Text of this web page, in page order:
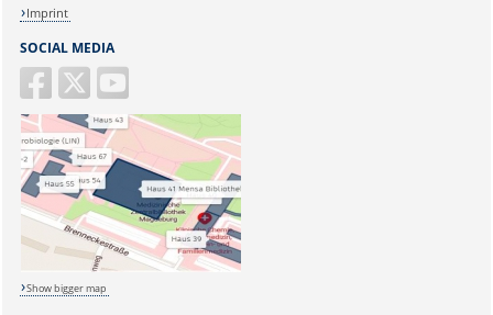
SOCIAL MEDIA
Imprint
Show bigger map